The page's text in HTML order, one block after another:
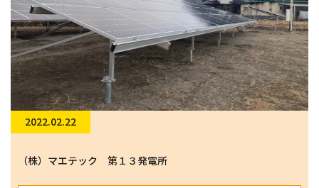
2022.02.22
（株）マエテック 第１３発電所